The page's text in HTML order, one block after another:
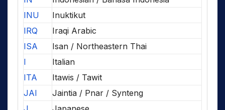
INU
Inuktikut
IRQ
Iraqi Arabic
ISA
Isan / Northeastern Thai
I
Italian
ITA
Itawis / Tawit
JAI
Jaintia / Pnar / Synteng